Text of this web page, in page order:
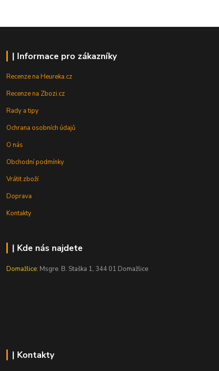
| Informace pro zákazníky
Recenze na Heureka.cz
Recenze na Zbozi.cz
Rady a tipy
Ochrana osobních údajů
O nás
Obchodní podmínky
Vrátit zboží
Doprava
Kontakty
| Kde nás najdete
Domažlice: Msgre. B. Staška 1, 344 01 Domažlice
| Kontakty